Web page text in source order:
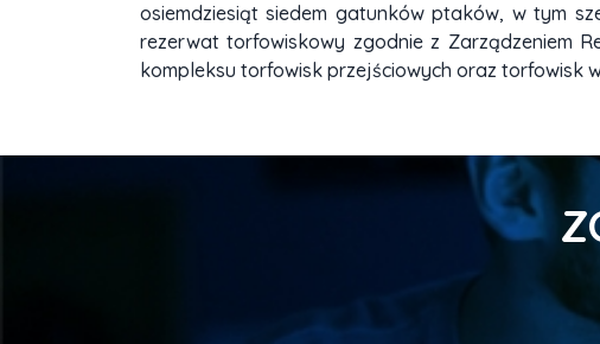
osiemdziesiąt siedem gatunków ptaków, w tym
rezerwat torfowiskowy zgodnie z Zarządzeniem
kompleksu torfowisk przejściowych oraz torfowisk